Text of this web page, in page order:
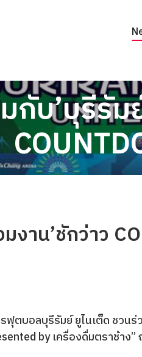
มกับ’บุรีรั
งาน’ชักว่าว
ฟุตบอลบุรีรัมย์ ยูไนเต็ด ชวนร่
by เครื่องดื่มตราช้าง